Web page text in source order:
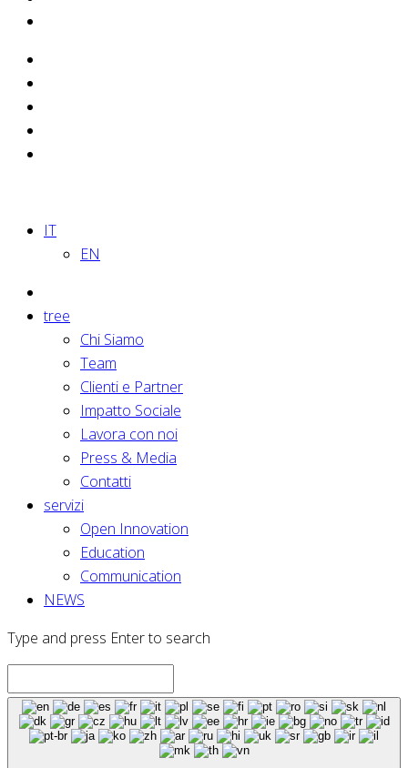
IT
EN
tree
Chi Siamo
Team
Clienti e Partner
Impatto Sociale
Lavora con noi
Press & Media
Contatti
servizi
Open Innovation
Education
Communication
NEWS
Type and press Enter to search